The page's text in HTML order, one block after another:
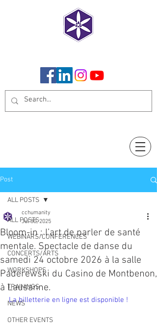
Post
ALL POSTS
WEBINARS/CONFERENCES
CONCERTS/ARTS
WORKSHOPS
TRAININGS
NEWS
OTHER EVENTS
ALL POSTS
Bloom-in : l’art de parler de santé
mentale. Spectacle de danse du
samedi 24 octobre 2026 à la salle
Paderewski du Casino de Montbenon,
à Lausanne.
cchumanity
Jul 30, 2025
La billetterie en ligne est disponible !